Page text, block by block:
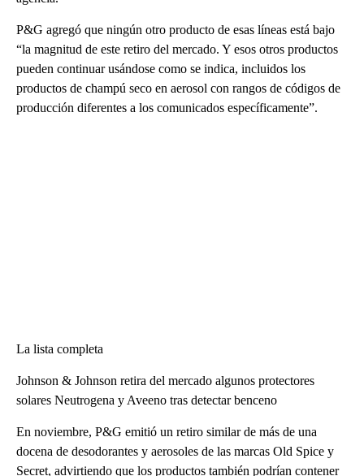
P&G agregó que ningún otro producto de esas líneas está bajo
“la magnitud de este retiro del mercado. Y esos otros productos
pueden continuar usándose como se indica, incluidos los
productos de champú seco en aerosol con rangos de códigos de
producción diferentes a los comunicados específicamente”.
La lista completa
Johnson & Johnson retira del mercado algunos protectores
solares Neutrogena y Aveeno tras detectar benceno
En noviembre, P&G emitió un retiro similar de más de una
docena de desodorantes y aerosoles de las marcas Old Spice y
Secret, advirtiendo que los productos también podrían contener